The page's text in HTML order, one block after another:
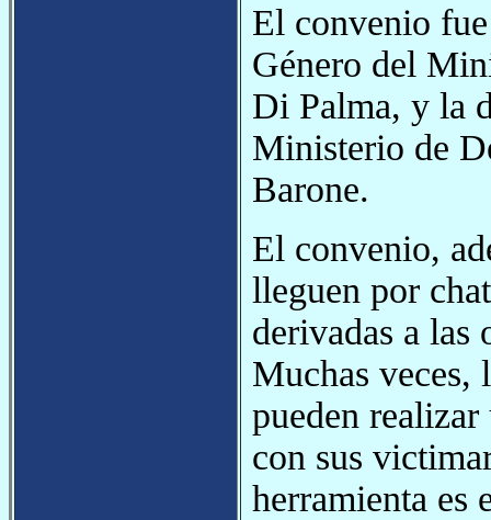
El convenio
Género del
Di Palma, y la
Ministerio de
Barone.
El convenio,
lleguen por
derivadas a las
Muchas veces,
pueden
con sus
herramienta es